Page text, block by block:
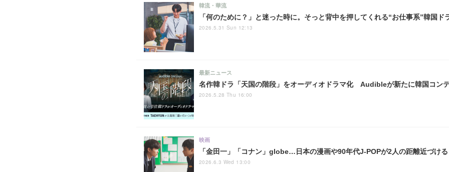
「何のために？」と迷った時に。そっと背中を押してくれる“お仕事系”韓国ド
韓流・華流
2026.5.31 Sun 12:13
名作韓ドラ「天国の階段」をオーディオドラマ化 Audibleが新たに韓国コン
最新ニュース
2026.5.28 Thu 16:00
「金田一」「コナン」globe…日本の漫画や90年代J-POPが2人の距離近づけ
映画
2026.6.3 Wed 13:00